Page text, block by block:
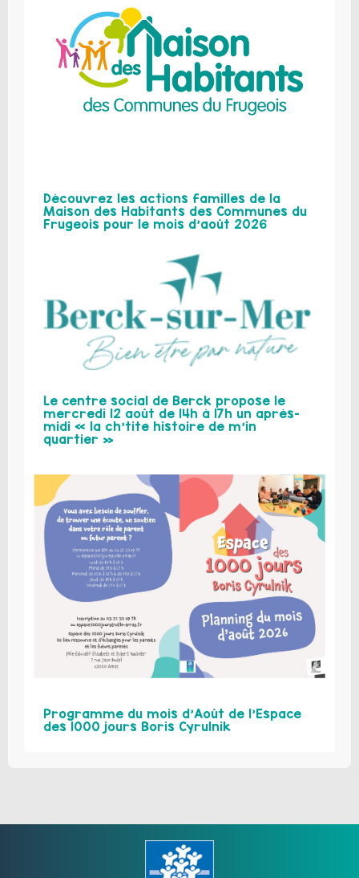
Découvrez les actions familles de la
Maison des Habitants des Communes du
Frugeois pour le mois d’août 2026
Le centre social de Berck propose le
mercredi 12 août de 14h à 17h un après-
midi « la ch’tite histoire de m’in
quartier »
Programme du mois d’Août de l’Espace
des 1000 jours Boris Cyrulnik